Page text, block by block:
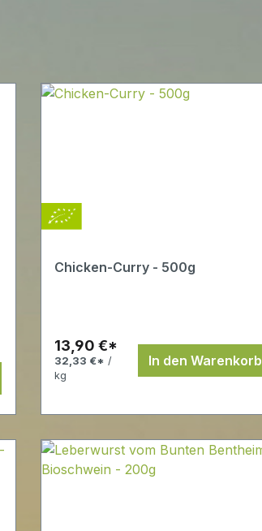
Chicken-Curry - 500g
13,90 €*
32,33 €* /
kg
In den Warenkorb